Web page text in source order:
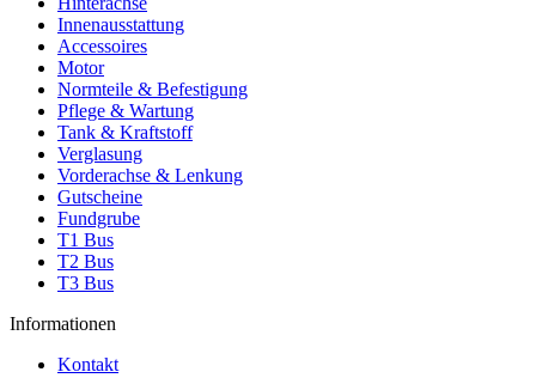
Innenausstattung
Accessoires
Motor
Normteile & Befestigung
Pflege & Wartung
Tank & Kraftstoff
Verglasung
Vorderachse & Lenkung
Gutscheine
Fundgrube
T1 Bus
T2 Bus
T3 Bus
Informationen
Kontakt